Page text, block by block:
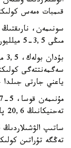
قىمبات ەمەس
مىڭى 3,5-5 ميلليون تەڭگە ارالىعىندا ساۋدالانعانى بايقالدى.
ياعني جارتى جىلدا 4964 اۆتوموبيل وتكىزىلدى.
تەحنيكانىڭ 20,6 پايىزى (5344 كولىك) ساتىلدى.
تەڭگە تۇراتىن كولىكتەردى (4066